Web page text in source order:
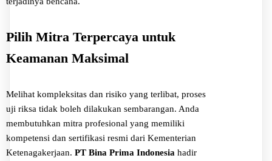
Pilih Mitra Terpercaya untuk
Keamanan Maksimal
Melihat kompleksitas dan risiko yang terlibat, proses
uji riksa tidak boleh dilakukan sembarangan. Anda
membutuhkan mitra profesional yang memiliki
kompetensi dan sertifikasi resmi dari Kementerian
Ketenagakerjaan. PT Bina Prima Indonesia hadir